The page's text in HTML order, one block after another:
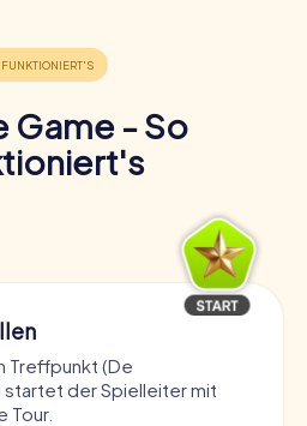
Game - So
Treffpunkt (De
startet der Spielleiter mit
Tour.